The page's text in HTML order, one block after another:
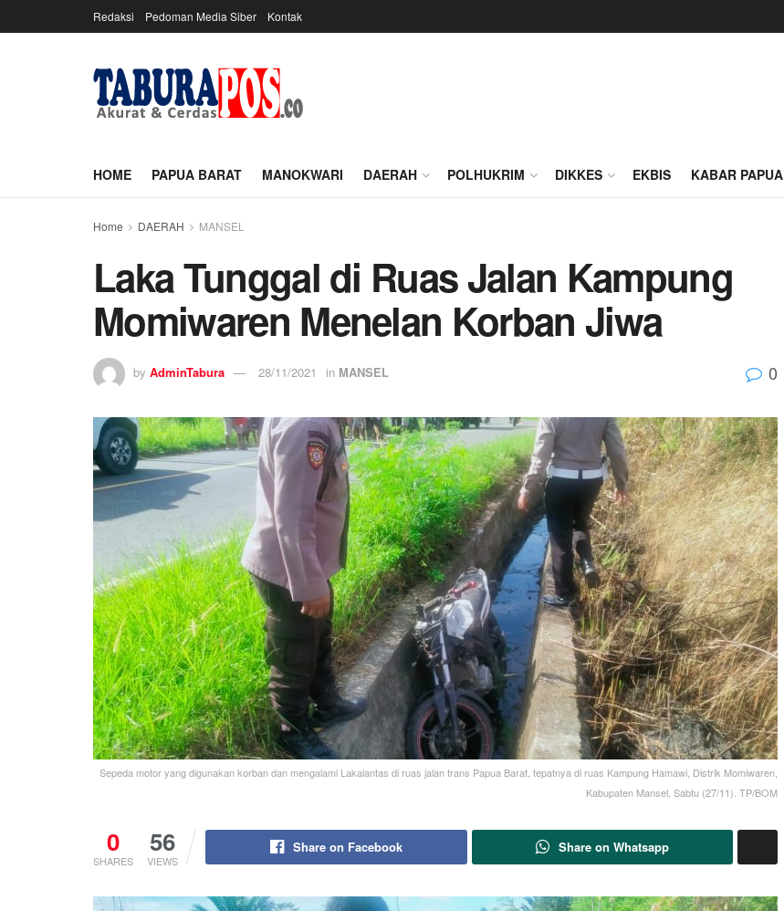
Redaksi Pedoman Media Siber Kontak
HOME PAPUA BARAT MANOKWARI DAERAH POLHUKRIM DIKKES EKBIS KABAR PAPUA
Home DAERAH MANSEL
Laka Tunggal di Ruas Jalan Kampung
Momiwaren Menelan Korban Jiwa
by AdminTabura 28/11/2021 in MANSEL 0
Sepeda motor yang digunakan korban dan mengalami Lakalantas di ruas jalan trans Papua Barat, tepatnya di ruas Kampung Hamawi, Distrik Momiwaren,
Kabupaten Mansel, Sabtu (27/11). TP/BOM
0
SHARES
56
VIEWS
Share on Facebook Share on Whatsapp